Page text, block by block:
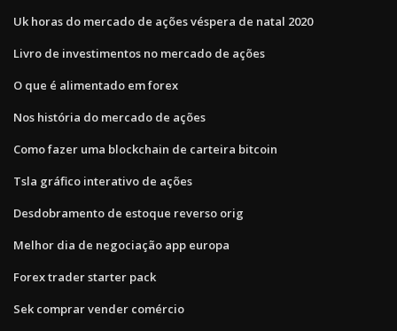
Uk horas do mercado de ações véspera de natal 2020
Livro de investimentos no mercado de ações
O que é alimentado em forex
Nos história do mercado de ações
Como fazer uma blockchain de carteira bitcoin
Tsla gráfico interativo de ações
Desdobramento de estoque reverso orig
Melhor dia de negociação app europa
Forex trader starter pack
Sek comprar vender comércio